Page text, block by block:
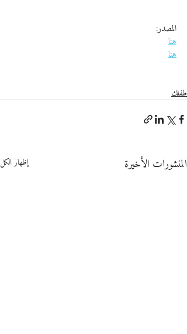
المصدر:
هنا
هنا
طفلك
المنشورات الأخيرة إظهار الكل